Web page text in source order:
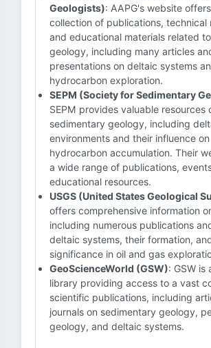
Geologists): AAPG's website
collection of publications, technical
and educational materials related
geology, including many articles
presentations on deltaic systems
hydrocarbon exploration.
SEPM (Society for Sedimentary
SEPM provides valuable resources
sedimentary geology, including
environments and their influence on
hydrocarbon accumulation. Their
a wide range of publications,
educational resources.
USGS (United States Geological
offers comprehensive information
including numerous publications
deltaic systems, their formation,
significance in oil and gas
GeoScienceWorld (GSW): GSW is
library providing access to a vast
scientific publications, including
journals on sedimentary geology,
geology, and deltaic systems.